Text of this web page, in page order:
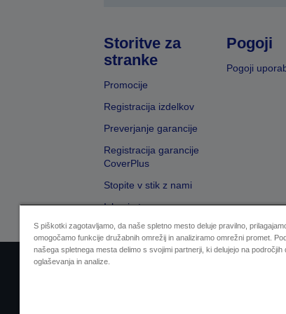
Storitve za
stranke
Promocije
Registracija izdelkov
Preverjanje garancije
Registracija garancije
CoverPlus
Stopite v stik z nami
Iskanje trgovcev
Pogoji
Pogoji
S piškotki zagotavljamo, da naše spletno mesto deluje pravilno,
omogočamo funkcije družabnih omrežij in analiziramo omrežni promet.
našega spletnega mesta delimo s svojimi partnerji, ki delujejo na področjih
oglaševanja in analize.